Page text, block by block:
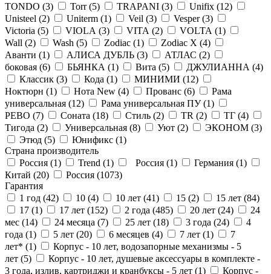
TONDO (3) Torr (5) TRAPANI (3) Unifix (12)
Unisteel (2) Uniterm (1) Veil (3) Vesper (3)
Victoria (5) VIOLA (3) VITA (2) VOLTA (1)
Wall (2) Wash (5) Zodiac (1) Zodiac X (4)
Аванти (1) АЛИСА ДУБЛЬ (3) АТЛАС (2)
боковая (6) БЬЯНКА (1) Вита (5) ДЖУЛИАННА (4)
Классик (3) Кода (1) МИНИМИ (12)
Ноктюрн (1) Нота New (4) Прованс (6)
Рама
универсальная (12) Рама универсальная ПУ (1)
РЕВО (7) Соната (18) Стиль (2) ТR (2) ТГ (4)
Тигода (2) Универсальная (8) Уют (2) ЭКОНОМ (3)
Этюд (5) Юнификс (1)
Страна производитель
Россия (1) Trend (1) Россия (1) Германия (1)
Китай (20) Россия (1073)
Гарантия
1 год (42) 10 (4) 10 лет (41) 15 (2) 15 лет (84)
17 (1) 17 лет (152) 2 года (485) 20 лет (24)
24
мес (14) 24 месяца (7) 25 лет (18) 3 года (24)
4
года (1) 5 лет (20) 6 месяцев (4) 7 лет (1)
7
лет* (1)
Корпус - 10 лет, водозапорные механизмы - 5
лет (5)
Корпус - 10 лет, душевые аксессуары в комплекте -
3 года, излив, картриджи и кранбуксы - 5 лет (1) Корпус -